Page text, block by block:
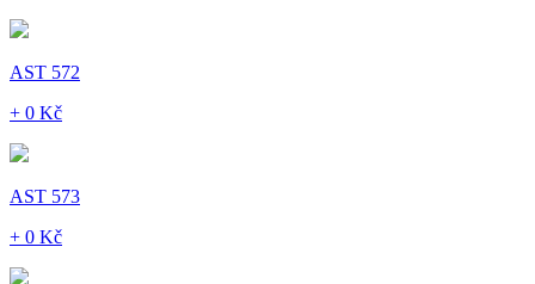
AST 572
+ 0 Kč
AST 573
+ 0 Kč